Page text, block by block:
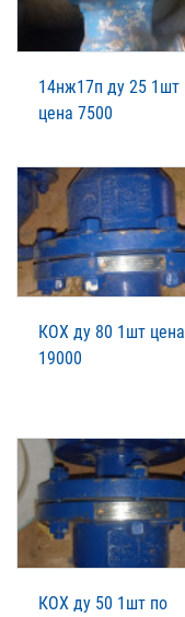
14нж17п ду 25 1шт
цена 7500
КОХ ду 80 1шт цена
19000
КОХ ду 50 1шт по